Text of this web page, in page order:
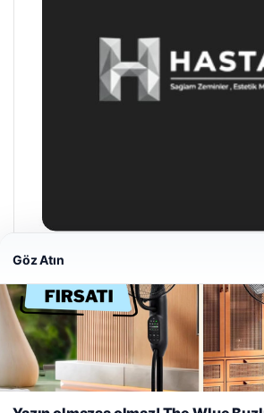
Enes Kaplan Avukatlık Bürosu
28/04/2026
Web sitemizi nasıl kullandığınızı daha iyi
Göz Atın